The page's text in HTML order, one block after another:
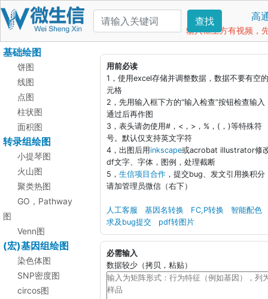
查找 高
输入框上方有视频，
基础绘图
饼图
线图
点图
柱状图
面积图
转录组绘图
小提琴图
火山图
聚类热图
GO，Pathway
图
Venn图
(宏)基因组绘图
染色体图
SNP密度图
circos图
用前必读
1，使用excel存储并调整数据，数据不要有空
元格
2，先用输入框下方的“输入检查”按钮检查输入
通过后再作图
3，表头请勿使用#，<，>，%，(，)等特殊符
号。默认仅支持英文字符
4，出图后用inkscape或acrobat illustrator修
df文字、字体，图例，处理截断
5， 生信项目合作 ，提交bug、发文引用换积分
请加管理员微信（右下）
人工客服 基因名转换 FC,P转换
智能配色
求及bug提交
pdf转图片
必需输入
数据较少（拷贝，粘贴）